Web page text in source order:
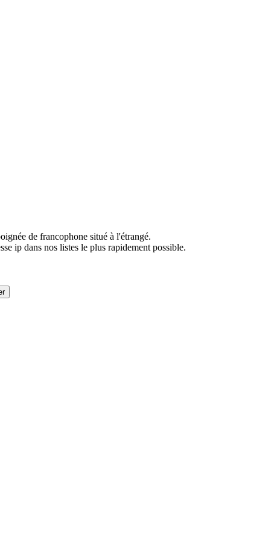
de francophone situé à l'étrangé.
ip dans nos listes le plus rapidement possible.